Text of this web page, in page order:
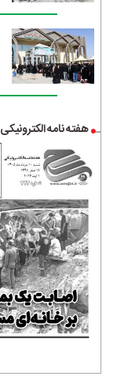
هفته نامه الکترونیکی